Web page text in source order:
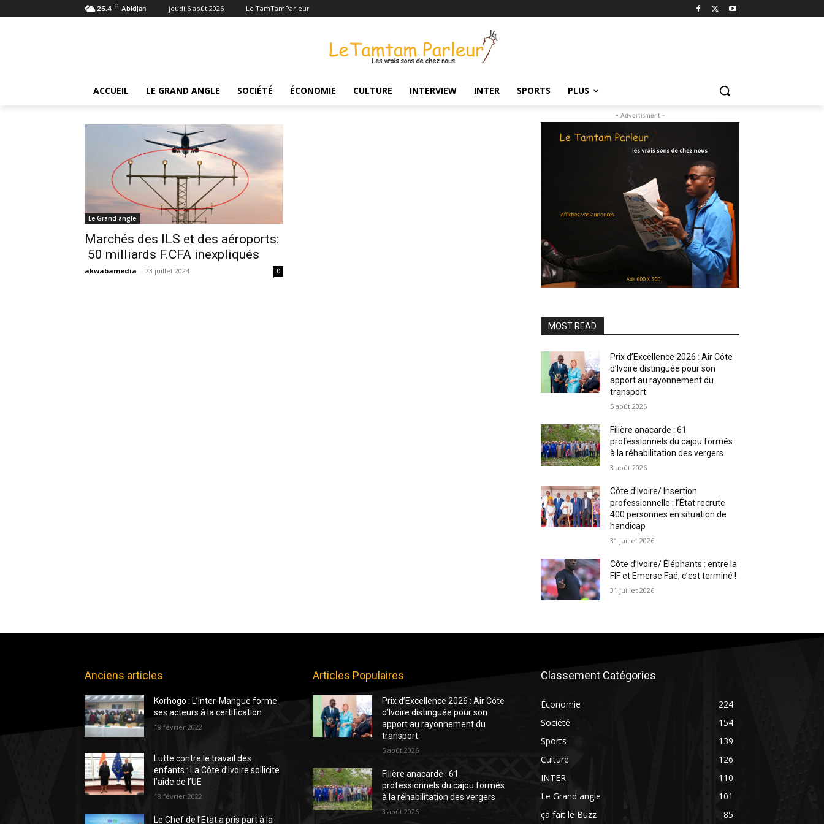
25.4 C Abidjan jeudi 6 août 2026 Le TamTamParleur
ACCUEIL LE GRAND ANGLE SOCIÉTÉ ÉCONOMIE CULTURE INTERVIEW INTER SPORTS PLUS
Tags Aéroports
Le Grand angle
Marchés des ILS et des aéroports:
50 milliards F.CFA inexpliqués
akwabamedia - 23 juillet 2024 0
- Advertisment -
MOST READ
Prix d’Excellence 2026 : Air Côte
d’Ivoire distinguée pour son
apport au rayonnement du
transport
5 août 2026
Filière anacarde : 61
professionnels du cajou formés
à la réhabilitation des vergers
3 août 2026
Côte d’Ivoire/ Insertion
professionnelle : l’État recrute
400 personnes en situation de
handicap
31 juillet 2026
Côte d’Ivoire/ Éléphants : entre la
FIF et Emerse Faé, c’est terminé !
31 juillet 2026
Anciens articles
Korhogo : L’Inter-Mangue forme
ses acteurs à la certification
18 février 2022
Lutte contre le travail des
enfants : La Côte d’Ivoire sollicite
l’aide de l’UE
18 février 2022
Le Chef de l’Etat a pris part à la
Articles Populaires
Prix d’Excellence 2026 : Air Côte
d’Ivoire distinguée pour son
apport au rayonnement du
transport
5 août 2026
Filière anacarde : 61
professionnels du cajou formés
à la réhabilitation des vergers
3 août 2026
Classement Catégories
Économie
224
Société
154
Sports
139
Culture
126
INTER
110
Le Grand angle
101
ça fait le Buzz
85